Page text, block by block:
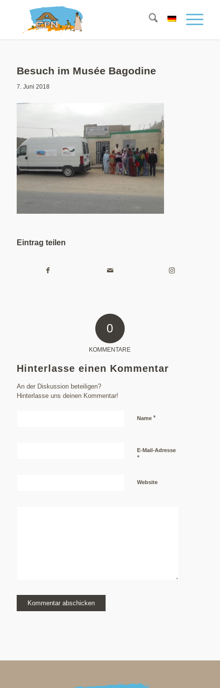
Besuch im Musée Bagodine
7. Juni 2018
Eintrag teilen
0
KOMMENTARE
Hinterlasse einen Kommentar
An der Diskussion beteiligen?
Hinterlasse uns deinen Kommentar!
Name *
E-Mail-Adresse
*
Website